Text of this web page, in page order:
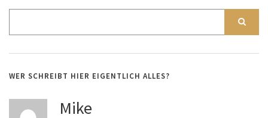
WER SCHREIBT HIER EIGENTLICH ALLES?
Mike